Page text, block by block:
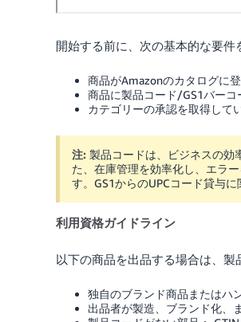
開始する前に、次の基本的な要件
商品がAmazonのカタログに
商品に製品コード/GS1バーコ
カテゴリーの承認を取得して
注: 製品コードは、ビジネスの効
た、在庫管理を効率化し、エラ
す。GS1からのUPCコード貸与に
利用資格ガイドライン
以下の商品を出品する場合は、製
独自のブランド商品またはハ
出品者が製造、ブランド化、